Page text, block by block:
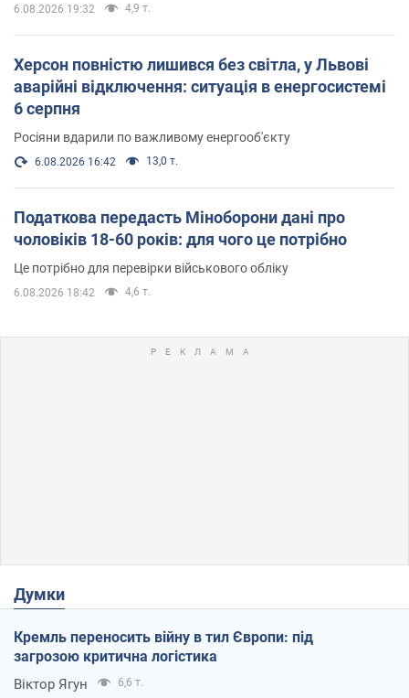
6.08.2026 19:32 4,9 т.
Херсон повністю лишився без світла, у Львові
аварійні відключення: ситуація в енергосистемі
6 серпня
Росіяни вдарили по важливому енергооб'єкту
6.08.2026 16:42 13,0 т.
Податкова передасть Міноборони дані про
чоловіків 18-60 років: для чого це потрібно
Це потрібно для перевірки військового обліку
6.08.2026 18:42 4,6 т.
Думки
Кремль переносить війну в тил Європи: під
загрозою критична логістика
Віктор Ягун 6,6 т.